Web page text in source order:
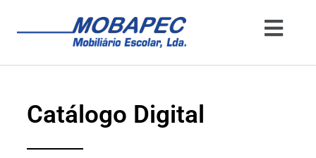
Catálogo Digital